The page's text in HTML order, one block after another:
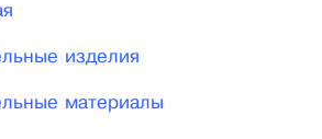
изделия
материалы